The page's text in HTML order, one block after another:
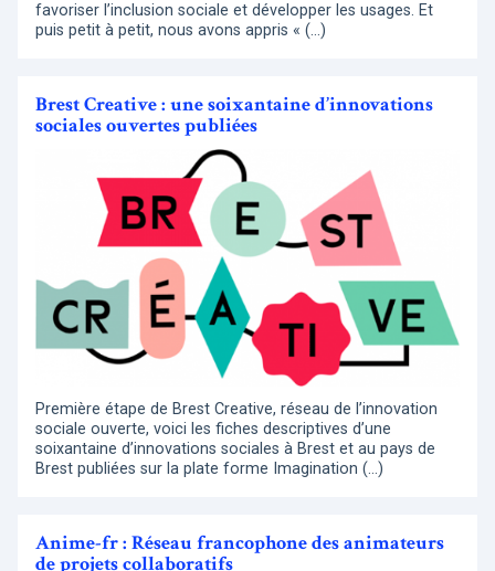
favoriser l’inclusion sociale et développer les usages. Et
puis petit à petit, nous avons appris « (…)
Brest Creative : une soixantaine d’innovations
sociales ouvertes publiées
Première étape de Brest Creative, réseau de l’innovation
sociale ouverte, voici les fiches descriptives d’une
soixantaine d’innovations sociales à Brest et au pays de
Brest publiées sur la plate forme Imagination (…)
Anime-fr : Réseau francophone des animateurs
de projets collaboratifs